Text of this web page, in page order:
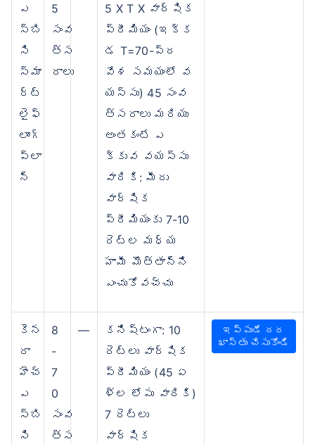
ఎ
స్‌బి
సి
స్మా
ర్ట్
లైఫ్‌
లాంగ్
ప్లా
న్
5
సంవ
త్స
రాలు
5 X T X వార్షిక
ప్రీమియం (ఇక్క
డ T=70-ప్ర
వేశ సమయంలో వ
యస్సు) 45 సంవ
త్సరాలు మరియు
అంతకంటే ఎ
క్కువ వయస్సు
వారికి: మీరు
వార్షిక
ప్రీమియంకు 7-10
రెట్ల మధ్య
హామీ మొత్తాన్ని
ఎంచుకోవచ్చు
కెన
రా
హెచ్‌
ఎ
స్‌బి
సి
8
-
7
0
సంవ
త్స
—
కనిష్టంగా: 10
రెట్లు వార్షిక
ప్రీమియం (45 ఏ
ళ్ల లోపు వారికి)
7 రెట్లు
వార్షిక
ఇప్పుడే దర
ఖాస్తు చేసుకోండి